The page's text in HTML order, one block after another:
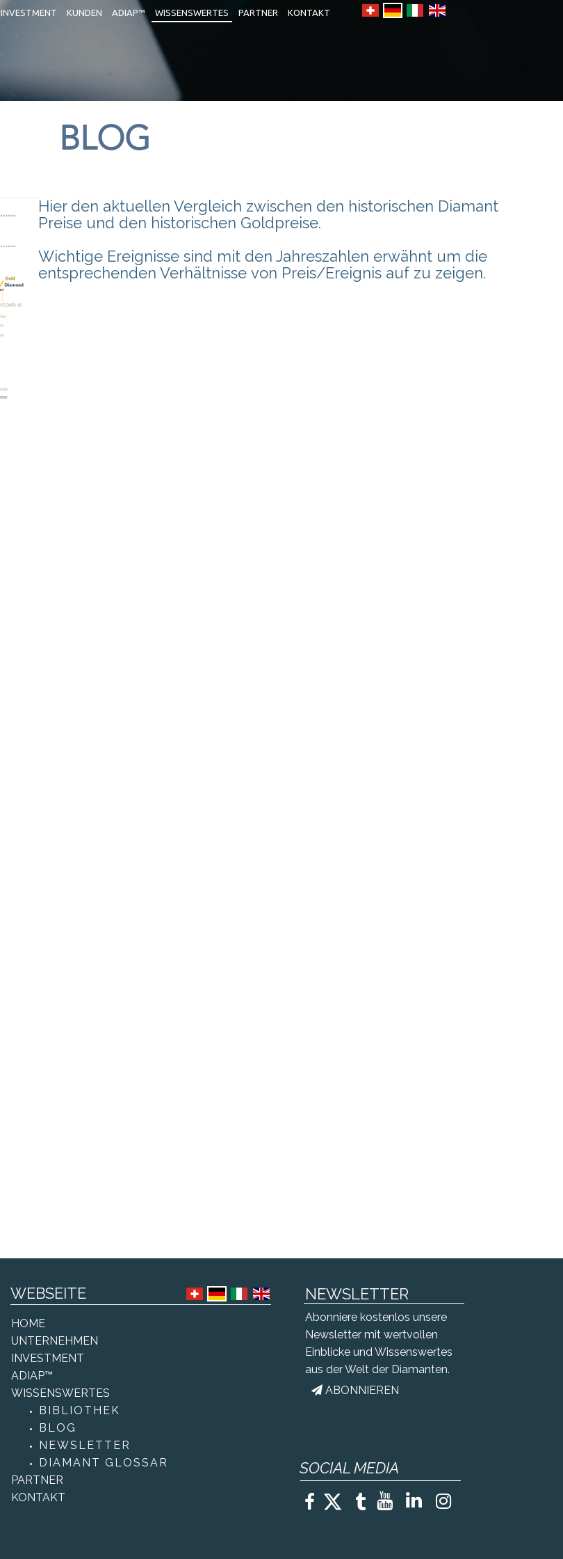
INVESTMENT KUNDEN ADIAP™ WISSENSWERTES PARTNER KONTAKT
Hier den aktuellen Vergleich zwischen den historischen Diamant
Preise und den historischen Goldpreise.
Wichtige Ereignisse sind mit den Jahreszahlen erwähnt um die
entsprechenden Verhältnisse von Preis/Ereignis auf zu zeigen.
BLOG
ABONNIEREN
 



HOME
UNTERNEHMEN
INVESTMENT
ADIAP™
WISSENSWERTES
BIBLIOTHEK
BLOG
NEWSLETTER
DIAMANT GLOSSAR
PARTNER
KONTAKT

NEWSLETTER
Abonniere kostenlos unsere
Newsletter mit wertvollen
Einblicke und Wissenswertes
aus der Welt der Diamanten.
WEBSEITE
SOCIAL MEDIA